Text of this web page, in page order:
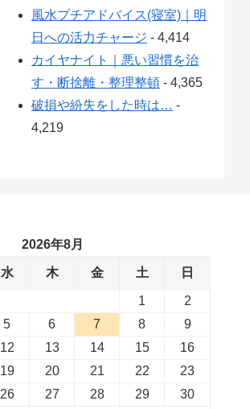
風水プチアドバイス(寝室)｜明
日への活力チャージ - 4,414
カイヤナイト｜悪い習慣を治
す・断捨離・整理整頓 - 4,365
破損や紛失をした時は… -
4,219
2026年8月
水 木 金 土 日
1
2
5 6 7 8
9
12 13 14 15
16
19 20 21 22
23
26 27 28 29
30